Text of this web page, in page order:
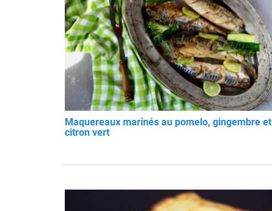
Maquereaux marinés au pomelo, gingembre et
citron vert